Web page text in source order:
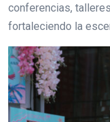
conferencias,
fortaleciendo la